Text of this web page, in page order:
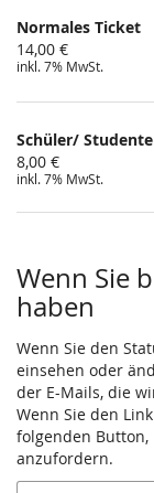
Normales Ticket
14,00 €
inkl. 7% MwSt.
Schüler/
8,00 €
inkl. 7% MwSt.
Wenn Sie
haben
Wenn Sie den
einsehen oder
der E-Mails, die
Wenn Sie den
folgenden Button,
anzufordern.